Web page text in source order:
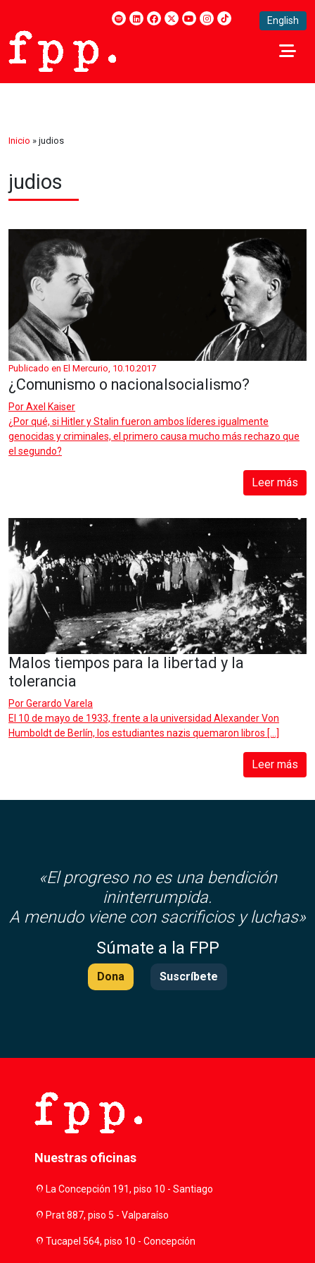
English
Inicio » judios
judios
Publicado en El Mercurio, 10.10.2017
¿Comunismo o nacionalsocialismo?
PorAxel Kaiser
¿Por qué, si Hitler y Stalin fueron ambos líderes igualmente
genocidas y criminales, el primero causa mucho más rechazo que
el segundo?
Leer más
Malos tiempos para la libertad y la
tolerancia
PorGerardo Varela
El 10 de mayo de 1933, frente a la universidad Alexander Von
Humboldt de Berlín, los estudiantes nazis quemaron libros […]
Leer más
«El progreso no es una bendición
ininterrumpida.
A menudo viene con sacrificios y luchas»
Súmate a la FPP
Dona Suscríbete
Nuestras oficinas
location_onLa Concepción 191, piso 10 - Santiago
location_onPrat 887, piso 5 - Valparaíso
location_onTucapel 564, piso 10 - Concepción